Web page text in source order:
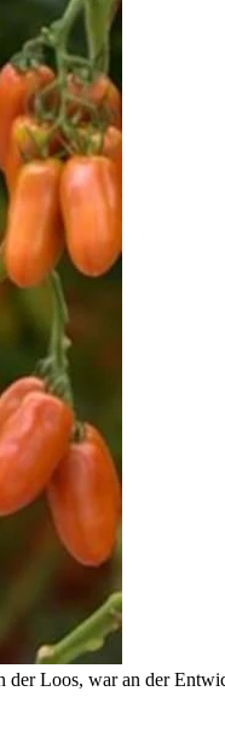
der Loos, war an der